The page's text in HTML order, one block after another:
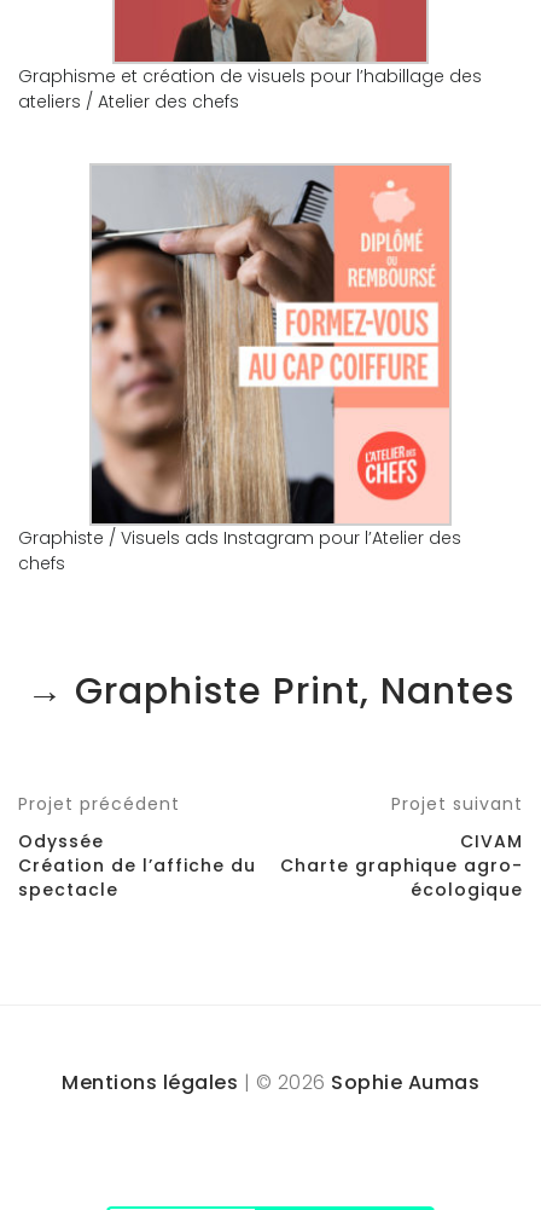
Graphisme et création de visuels pour l’habillage des
ateliers / Atelier des chefs
Graphiste / Visuels ads Instagram pour l’Atelier des
chefs
→ Graphiste Print, Nantes
Projet précédent
Odyssée
Création de l’affiche du
spectacle
Projet suivant
CIVAM
Charte graphique agro-
écologique
Mentions légales | © 2026 Sophie Aumas